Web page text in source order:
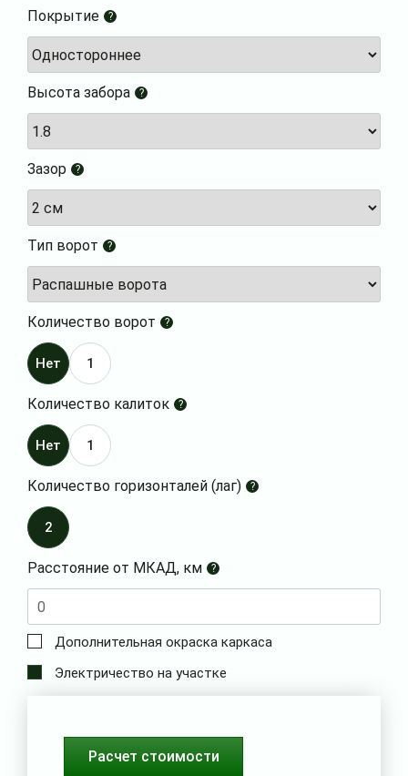
Покрытие ?
Высота забора ?
Зазор ?
Тип ворот ?
Количество ворот ?
Нет 1
Количество калиток ?
Нет 1
Количество горизонталей (лаг) ?
2
Расстояние от МКАД, км ?
Дополнительная окраска каркаса
Электричество на участке
Расчет стоимости